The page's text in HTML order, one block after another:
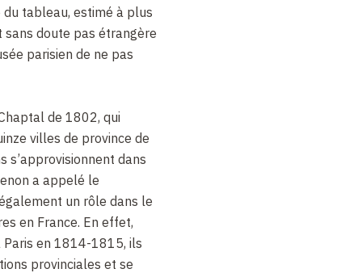
tableau, estimé à plus
sans doute pas étrangère
parisien de ne pas
de 1802, qui
villes de province de
s’approvisionnent dans
a appelé le
un rôle dans le
en France. En effet,
en 1814-1815, ils
provinciales et se